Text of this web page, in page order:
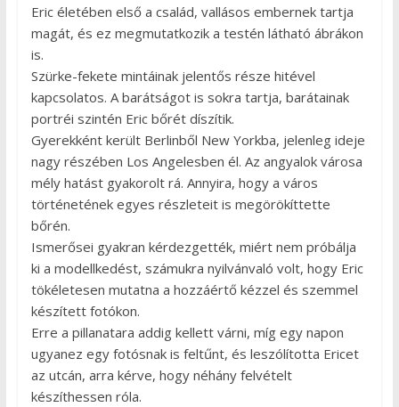
Eric életében első a család, vallásos embernek tartja
magát, és ez megmutatkozik a testén látható ábrákon
is.
Szürke-fekete mintáinak jelentős része hitével
kapcsolatos. A barátságot is sokra tartja, barátainak
portréi szintén Eric bőrét díszítik.
Gyerekként került Berlinből New Yorkba, jelenleg ideje
nagy részében Los Angelesben él. Az angyalok városa
mély hatást gyakorolt rá. Annyira, hogy a város
történetének egyes részleteit is megörökíttette
bőrén.
Ismerősei gyakran kérdezgették, miért nem próbálja
ki a modellkedést, számukra nyilvánvaló volt, hogy Eric
tökéletesen mutatna a hozzáértő kézzel és szemmel
készített fotókon.
Erre a pillanatara addig kellett várni, míg egy napon
ugyanez egy fotósnak is feltűnt, és leszólította Ericet
az utcán, arra kérve, hogy néhány felvételt
készíthessen róla.